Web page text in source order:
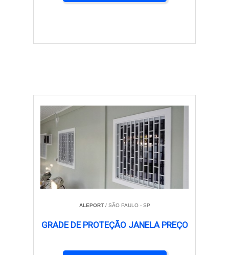
ALEPORT/ SÃO PAULO - SP
GRADE DE PROTEÇÃO JANELA PREÇO